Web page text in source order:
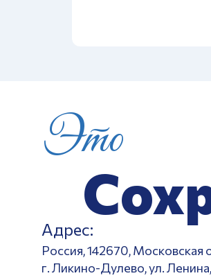
Это
Адрес:
Россия, 142670, Московская
г. Ликино-Дулево, ул.